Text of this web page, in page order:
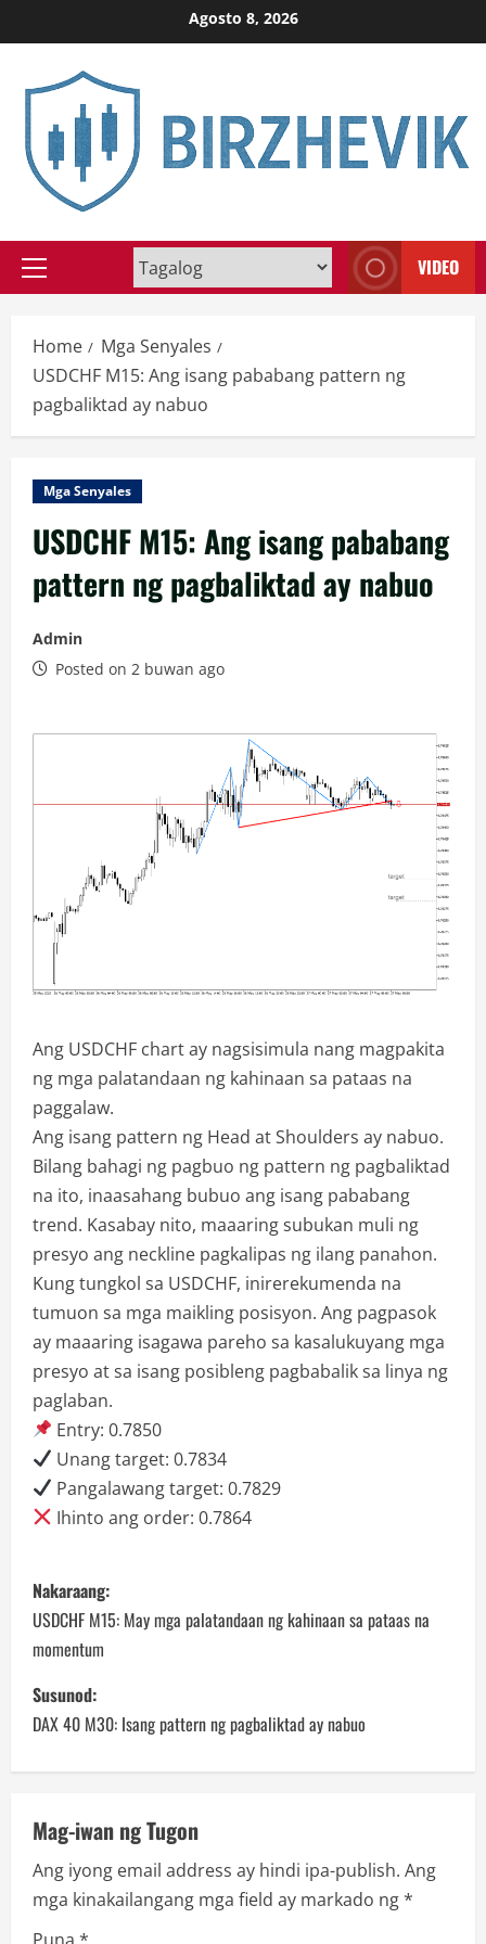
to
Agosto 8, 2026
Primary
VIDEO
Home
Mga Senyales
USDCHF M15: Ang isang pababang pattern ng
pagbaliktad ay nabuo
Mga Senyales
USDCHF M15: Ang isang pababang
pattern ng pagbaliktad ay nabuo
Admin
Posted on 2 buwan ago
Ang USDCHF chart ay nagsisimula nang magpakita
ng mga palatandaan ng kahinaan sa pataas na
paggalaw.
Ang isang pattern ng Head at Shoulders ay nabuo.
Bilang bahagi ng pagbuo ng pattern ng pagbaliktad
na ito, inaasahang bubuo ang isang pababang
trend. Kasabay nito, maaaring subukan muli ng
presyo ang neckline pagkalipas ng ilang panahon.
Kung tungkol sa USDCHF, inirerekumenda na
tumuon sa mga maikling posisyon. Ang pagpasok
ay maaaring isagawa pareho sa kasalukuyang mga
presyo at sa isang posibleng pagbabalik sa linya ng
paglaban.
Entry: 0.7850
Unang target: 0.7834
Pangalawang target: 0.7829
Ihinto ang order: 0.7864
P
o
s
t
n
a
v
i
Nakaraang:
USDCHF M15: May mga palatandaan ng kahinaan sa pataas na
momentum
Susunod:
DAX 40 M30: Isang pattern ng pagbaliktad ay nabuo
Mag-iwan ng Tugon
Ang iyong email address ay hindi ipa-publish. Ang
mga kinakailangang mga field ay markado ng*